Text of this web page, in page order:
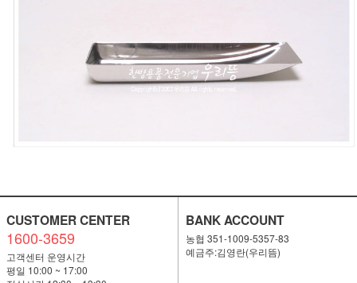
CUSTOMER CENTER
1600-3659
고객센터 운영시간
평일 10:00 ~ 17:00
BANK ACCOUNT
농협 351-1009-5357-83
예금주:김영란(우리뜸)